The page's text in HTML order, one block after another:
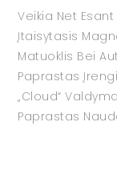
Veikia Net
Įtaisytasis
Matuoklis Bei
Paprastas
„Cloud“
Paprastas